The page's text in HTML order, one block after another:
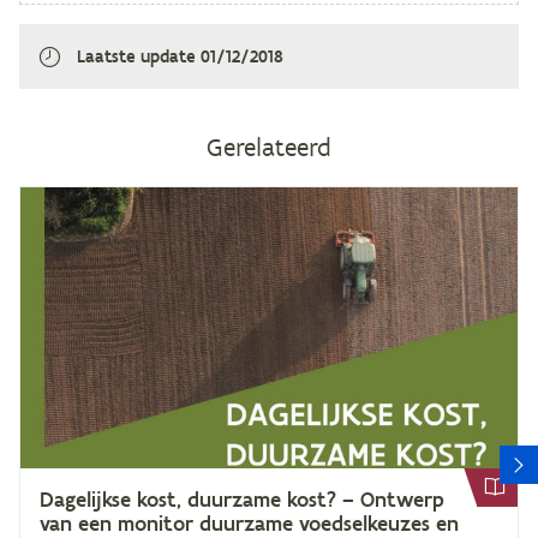
Laatste update 01/12/2018
Gerelateerd
Da­ge­lijk­se kost, duur­za­me kost? – Ont­werp
van een mo­ni­tor duur­za­me voed­sel­keu­zes en